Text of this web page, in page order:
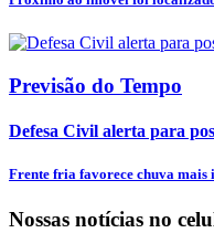
Previsão do Tempo
Defesa Civil alerta para
Frente fria favorece chuva mais
Nossas notícias no